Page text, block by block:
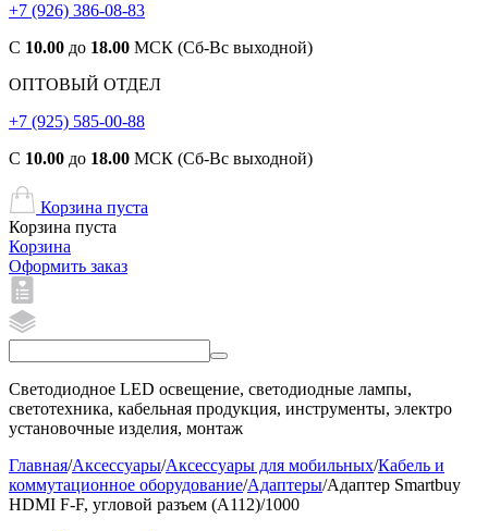
+7 (926) 386-08-83
С 10.00 до 18.00 МСК (Сб-Вс выходной)
ОПТОВЫЙ ОТДЕЛ
+7 (925) 585-00-88
С 10.00 до 18.00 МСК (Сб-Вс выходной)
Корзина пуста
Корзина пуста
Корзина
Оформить заказ
Светодиодное LED освещение, светодиодные лампы,
светотехника, кабельная продукция, инструменты, электро
установочные изделия, монтаж
Главная/Аксессуары/Аксессуары для мобильных/Кабель и
коммутационное оборудование/Адаптеры/Адаптер Smartbuy
HDMI F-F, угловой разъем (A112)/1000